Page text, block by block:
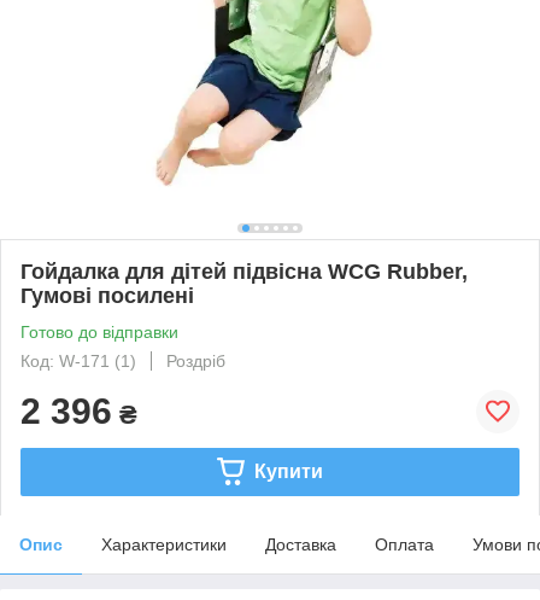
Гойдалка для дітей підвісна WCG Rubber,
Гумові посилені
Готово до відправки
Код: W-171 (1)
Роздріб
2 396 ₴
Купити
Опис Характеристики Доставка Оплата Умови